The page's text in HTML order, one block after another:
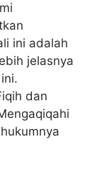
ini adalah
jelasnya
dan